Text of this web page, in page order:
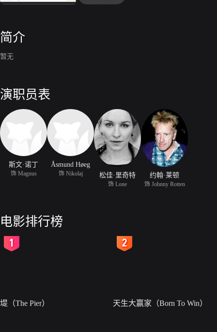
简介
暂无
演职员表
斯文·诺丁
饰 Magnus
Åsmund Høeg
饰 Nikolaj 松佳·里奇特
饰 Lone
约翰·莱顿
饰 Johnny Rotten
电影排行榜
堤（The Pier） 天生大赢家（Born To Win）